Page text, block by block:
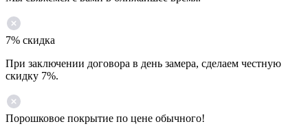
7% скидка
При заключении договора в день замера, сделаем честную
скидку 7%.
Порошковое покрытие по цене обычного!